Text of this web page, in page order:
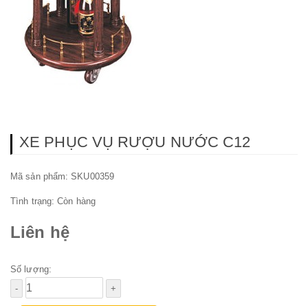
XE PHỤC VỤ RƯỢU NƯỚC C12
Mã sản phẩm: SKU00359
Tình trạng:Còn hàng
Liên hệ
Số lượng: